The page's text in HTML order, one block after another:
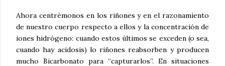
Ahora centrémonos en los riñones y en el razonamiento
de nuestro cuerpo respecto a ellos y la concentración de
iones hidrógeno: cuando estos últimos se exceden (o sea,
cuando hay acidosis) lo riñones reabsorben y producen
mucho Bicarbonato para “capturarlos”. En situaciones